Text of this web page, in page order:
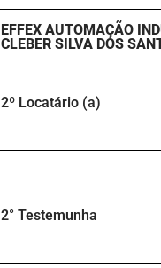
EFFEX AUTOMAÇÃO
CLEBER SILVA DOS
2º Locatário (a)
2° Testemunha